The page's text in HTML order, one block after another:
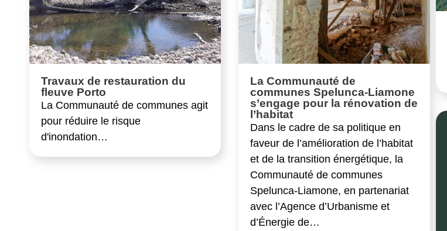
Travaux de restauration du
fleuve Porto
La Communauté de communes agit
pour réduire le risque
d'inondation…
La Communauté de
communes Spelunca-Liamone
s’engage pour la rénovation de
l’habitat
Dans le cadre de sa politique en
faveur de l’amélioration de l’habitat
et de la transition énergétique, la
Communauté de communes
Spelunca-Liamone, en partenariat
avec l’Agence d’Urbanisme et
d’Énergie de…